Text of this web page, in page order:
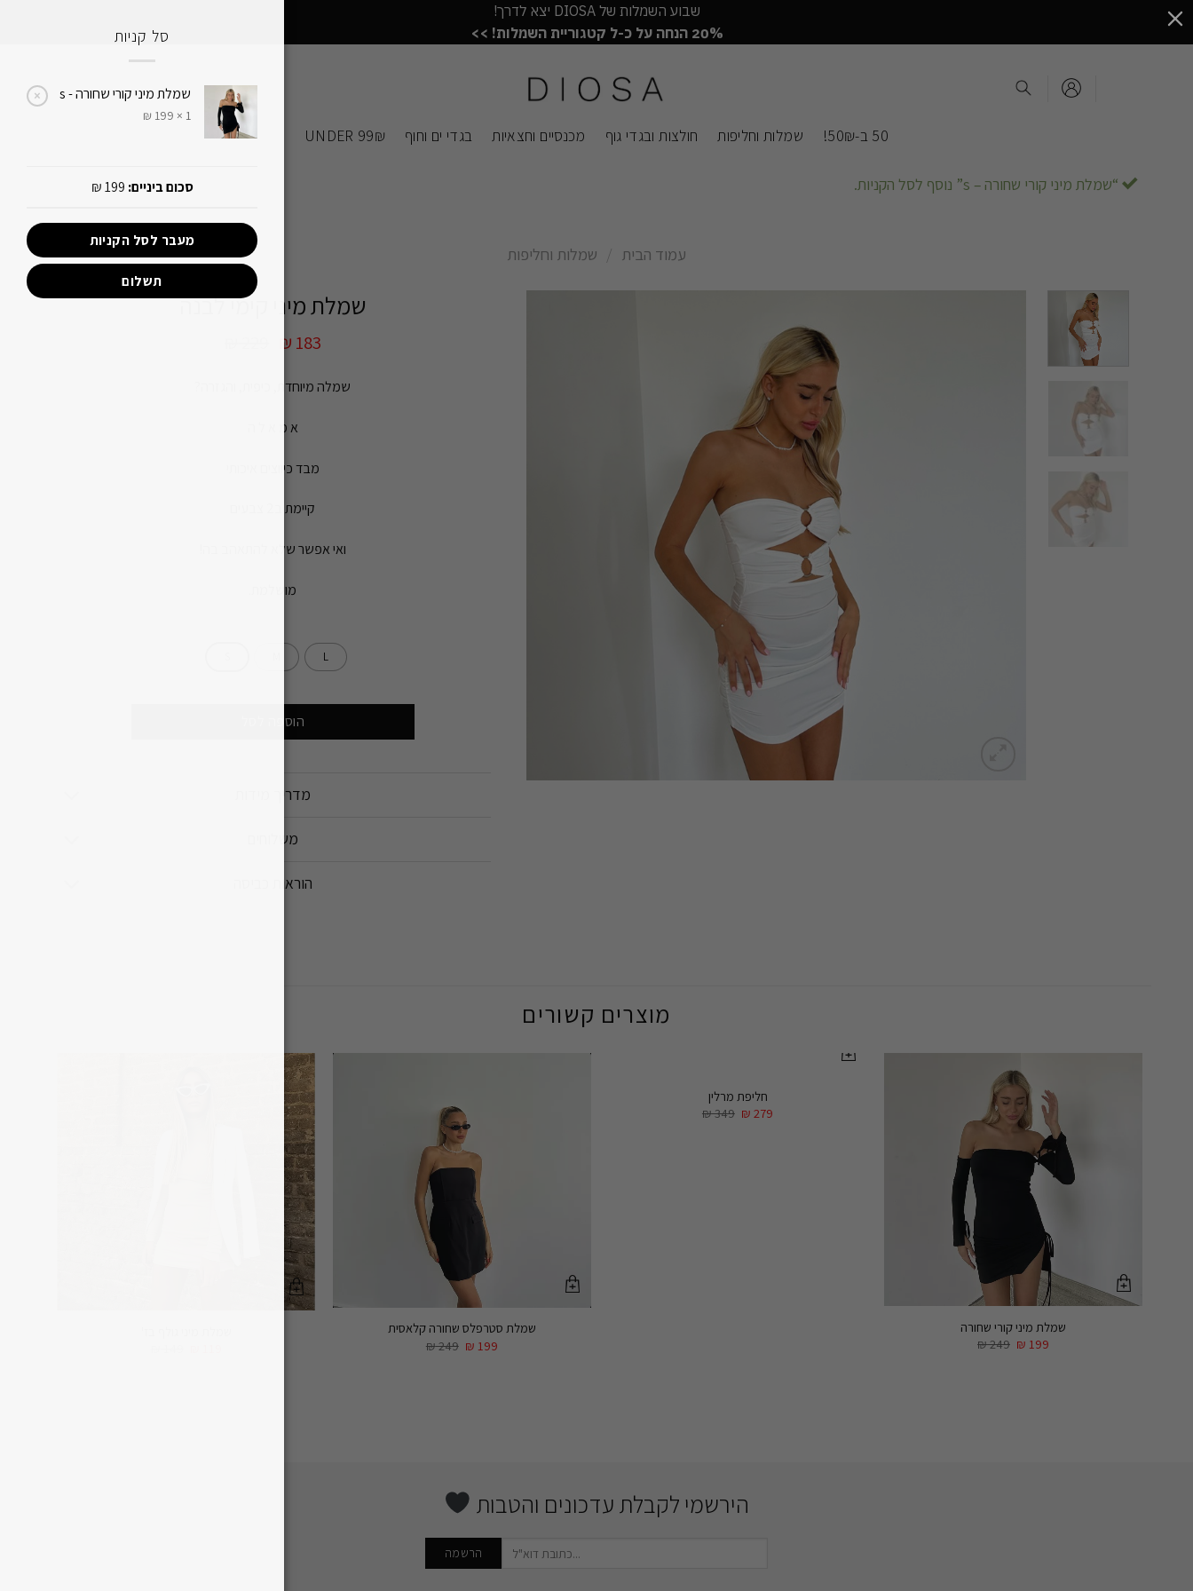
סל קניות
× שמלת מיני קורי שחורה - s
1 ×
₪ 199
סכום ביניים: ₪199
מעבר לסל הקניות
תשלום
Skip
שבוע השמלות של DIOSA יצא לדרך!
20% הנחה על כ-ל קטגוריית השמלות! >>
50 ב-50₪! שמלות וחליפות חולצות ובגדי גוף מכנסיים וחצאיות בגדי ים וחוף UNDER 99₪
“שמלת מיני קורי שחורה – s” נוסף לסל הקניות.
עמוד הבית / שמלות וחליפות
שמלת מיני קימי לבנה
₪ 183
שמלה מיוחדת, כיפית, והגזרה?
א מ א ל ה
מבד כיווצים איכותי
קיימת ב2 צבעים
ואי אפשר שלא להתאהב בה!
מושלמת.
L
הוספה לסל
מדריך מידות
משלוחים
הוראות כביסה
מוצרים קשורים
שמלת מיני קורי שחורה
₪249 ₪ 199
חליפת מרלין
₪349 ₪ 279
שמלת סטרפלס שחורה קלאסית
₪249 ₪ 199
הירשמי לקבלת עדכונים והטבות